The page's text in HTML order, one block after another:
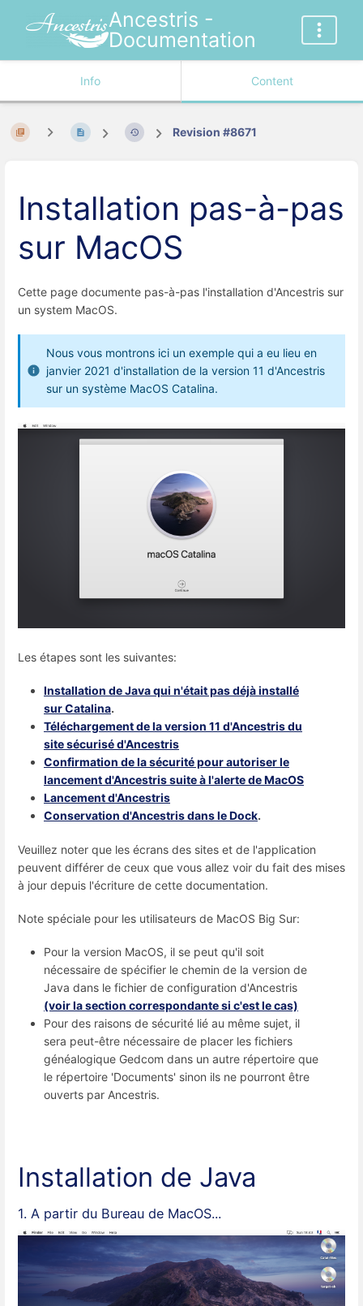
Ancestris -
Documentation
Info Content
Revision #8671
Installation pas-à-pas
sur MacOS
Cette page documente pas-à-pas l'installation d'Ancestris sur
un system MacOS.
Nous vous montrons ici un exemple qui a eu lieu en
janvier 2021 d'installation de la version 11 d'Ancestris
sur un système MacOS Catalina.
Les étapes sont les suivantes:
Installation de Java qui n'était pas déjà installé
sur Catalina.
Téléchargement de la version 11 d'Ancestris du
site sécurisé d'Ancestris
Confirmation de la sécurité pour autoriser le
lancement d'Ancestris suite à l'alerte de MacOS
Lancement d'Ancestris
Conservation d'Ancestris dans le Dock.
Veuillez noter que les écrans des sites et de l'application
peuvent différer de ceux que vous allez voir du fait des mises
à jour depuis l'écriture de cette documentation.
Note spéciale pour les utilisateurs de MacOS Big Sur:
Pour la version MacOS, il se peut qu'il soit
nécessaire de spécifier le chemin de la version de
Java dans le fichier de configuration d'Ancestris
(voir la section correspondante si c'est le cas)
Pour des raisons de sécurité lié au même sujet, il
sera peut-être nécessaire de placer les fichiers
généalogique Gedcom dans un autre répertoire que
le répertoire 'Documents' sinon ils ne pourront être
ouverts par Ancestris.
Installation de Java
1. A partir du Bureau de MacOS...